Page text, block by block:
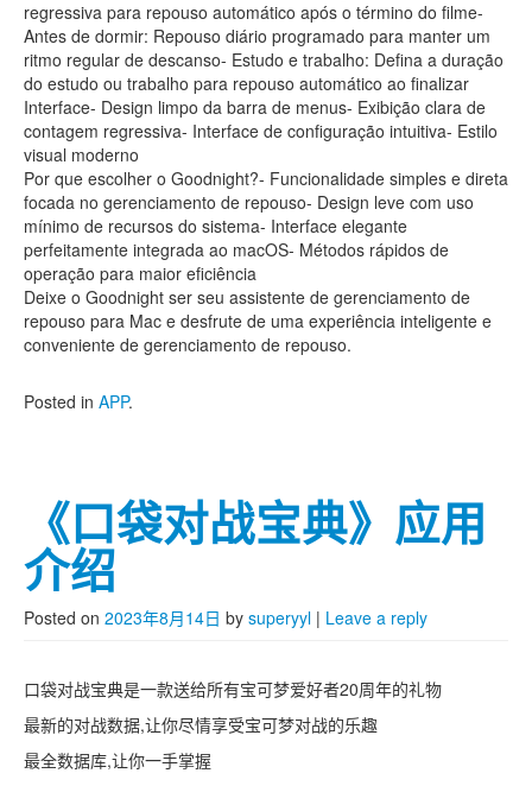
regressiva para repouso automático após o término do filme-
Antes de dormir: Repouso diário programado para manter um
ritmo regular de descanso- Estudo e trabalho: Defina a duração
do estudo ou trabalho para repouso automático ao finalizar
Interface- Design limpo da barra de menus- Exibição clara de
contagem regressiva- Interface de configuração intuitiva- Estilo
visual moderno
Por que escolher o Goodnight?- Funcionalidade simples e direta
focada no gerenciamento de repouso- Design leve com uso
mínimo de recursos do sistema- Interface elegante
perfeitamente integrada ao macOS- Métodos rápidos de
operação para maior eficiência
Deixe o Goodnight ser seu assistente de gerenciamento de
repouso para Mac e desfrute de uma experiência inteligente e
conveniente de gerenciamento de repouso.
Posted in APP.
《口袋对战宝典》应用
介绍
Posted on 2023年8月14日 by superyyl | Leave a reply
口袋对战宝典是一款送给所有宝可梦爱好者20周年的礼物
最新的对战数据,让你尽情享受宝可梦对战的乐趣
最全数据库,让你一手掌握